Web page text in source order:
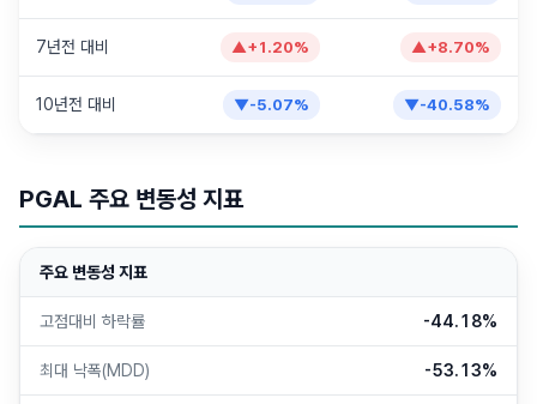
7년전 대비 ▲+ 1.20% ▲+8.70%
10년전 대비 ▼-5.07% ▼-40.58%
PGAL 주요 변동성 지표
주요 변동성 지표
고점대비 하락률 -44.18%
최대 낙폭(MDD) -53.13%